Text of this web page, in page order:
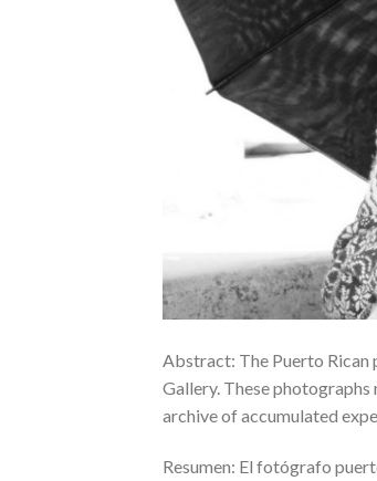
Abstract: The Puerto Rican
Gallery. These
archive of accumulated
Resumen: El fotógrafo